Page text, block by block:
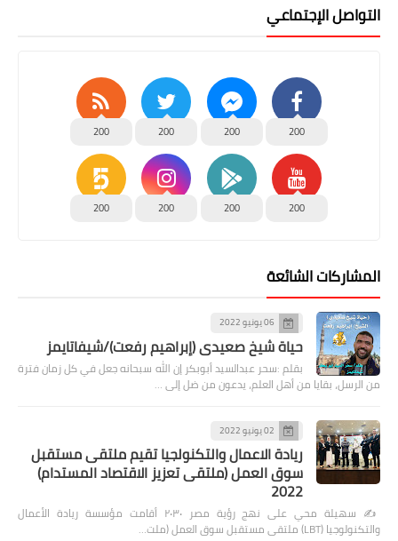
التواصل الإجتماعي
200
200
200
200
200
200
200
200
المشاركات الشائعة
06 يونيو 2022
حياة شيخ صعيدى (إبراهيم رفعت)/شيفاتايمز
بقلم :سحر عبدالسيد أبوبكر إن الله سبحانه جعل في كل زمان فترة
من الرسل، بقايا من أهل العلم، يدعون من ضل إلى …
02 يونيو 2022
ريادة الاعمال والتكنولجيا تقيم ملتقى مستقبل
سوق العمل (ملتقى تعزيز الاقتصاد المستدام)
2022
✍️ سهيلة محي على نهج رؤية مصر ٢٠٣٠ أقامت مؤسسة ريادة الأعمال
والتكنولوجيا (LBT) ملتقى مستقبل سوق العمل (ملت…